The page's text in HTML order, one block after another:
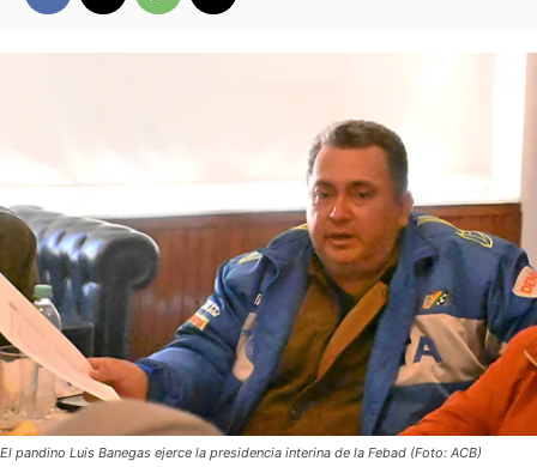
El pandino Luis Banegas ejerce la presidencia interina de la Febad (Foto: ACB)